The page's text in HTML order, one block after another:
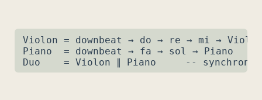
Violon = downbeat → do → re → mi → Violon
Piano  = downbeat → fa → sol → Piano
Duo    = Violon ∥ Piano     --